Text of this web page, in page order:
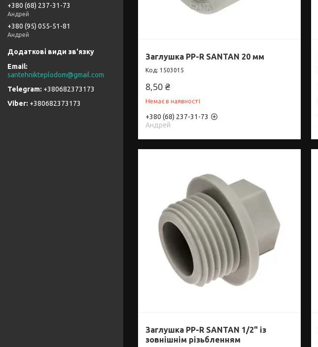
Заглушка PP-R SANTAN 20 мм
1503015
8,50 ₴
Немає в наявності
+380 (68) 237-31-73
Андрей
Заглушка PP-R SANTAN 1/2" із
зовнішнім різьбленням
+380 (68) 237-31-73
Андрей
+380 (95) 055-51-81
Андрей
santehnikteplodom@gmail.com
+380682373173
+380682373173